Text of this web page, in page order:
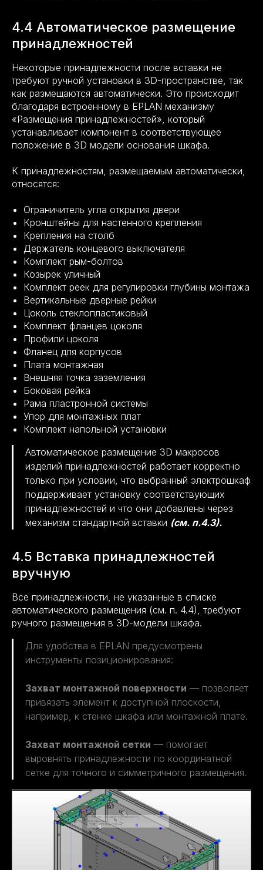
4.4 Автоматическое размещение
принадлежностей
Некоторые принадлежности после вставки не
требуют ручной установки в 3D-пространстве, так
как размещаются автоматически. Это происходит
благодаря встроенному в EPLAN механизму
«Размещения принадлежностей», который
устанавливает компонент в соответствующее
положение в 3D модели основания шкафа.
К принадлежностям, размещаемым автоматически,
относятся:
Ограничитель угла открытия двери
Кронштейны для настенного крепления
Крепления на столб
Держатель концевого выключателя
Комплект рым-болтов
Козырек уличный
Комплект реек для регулировки глубины монтажа
Вертикальные дверные рейки
Цоколь стеклопластиковый
Комплект фланцев цоколя
Профили цоколя
Фланец для корпусов
Плата монтажная
Внешняя точка заземления
Боковая рейка
Рама пластронной системы
Упор для монтажных плат
Комплект напольной установки
Автоматическое размещение 3D макросов
изделий принадлежностей работает корректно
только при условии, что выбранный электрошкаф
поддерживает установку соответствующих
принадлежностей и что они добавлены через
механизм стандартной вставки (см. п.4.3).
4.5 Вставка принадлежностей
вручную
Все принадлежности, не указанные в списке
автоматического размещения (см. п. 4.4), требуют
ручного размещения в 3D-модели шкафа.
Для удобства в EPLAN предусмотрены
инструменты позиционирования:
Захват монтажной поверхности — позволяет
привязать элемент к доступной плоскости,
например, к стенке шкафа или монтажной плате.
Захват монтажной сетки — помогает
выровнять принадлежности по координатной
сетке для точного и симметричного размещения.